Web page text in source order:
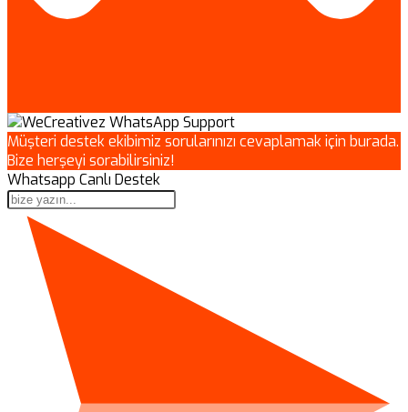
Müşteri destek ekibimiz sorularınızı cevaplamak için burada.
Bize herşeyi sorabilirsiniz!
Whatsapp Canlı Destek